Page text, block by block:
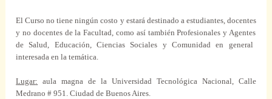
ElCurso no tiene ningún costo y estará destinado a estudiantes, docentes
y no docentesde la Facultad, como así también Profesionales yAgentes
de Salud, Educación, Ciencias Sociales y Comunidad en general
interesada en latemática.
Lugar: aula magna de la Universidad Tecnológica Nacional, Calle
Medrano # 951. Ciudad de Buenos Aires.